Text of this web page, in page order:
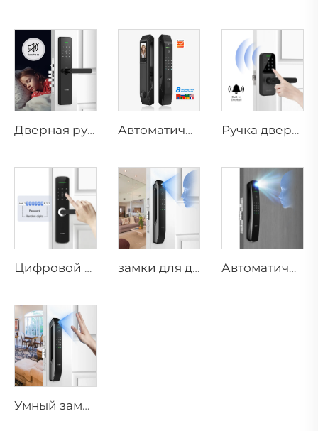
Дверная ручка с биометрическим сканером отпечатков пальцев для дома, Tuya T15 Автоматический умный дверной замок со сканированием лица, D7pro Ручка двери с Bluetooth и цифровым отпечатком пальца, паролем Wifi Tenon K8
Цифровой умный замок с отпечатком пальца и рычагом, кольцом, штифтом, картой Tenon E3 замки для дверей дома с распознаванием 3D-лица и отпечатка пальца Tenon A6 Pro Автоматический умный замок с распознаванием ID-лица, отпечатка пальца с камерой Tuya Wifi Tenon A9 Pro
Умный замок для дома с функцией пароля, отпечатка пальца и биометрии Tenon A6 Pro